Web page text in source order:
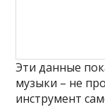
Эти данные
музыки – не
инструмент